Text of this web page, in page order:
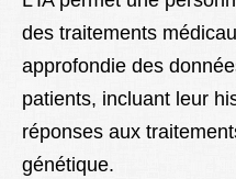
des traitements
approfondie des
patients, incluant leur
réponses aux
génétique.